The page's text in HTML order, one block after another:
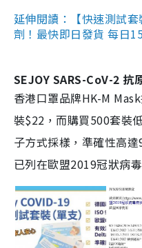
延伸閱讀：【快速測試
劑！最快即日發貨 每日
SEJOY SARS-CoV-2 抗
香港口罩品牌HK-M
裝$22，而購買500套裝
子方式採樣，準確性高
已列在歐盟2019冠狀病